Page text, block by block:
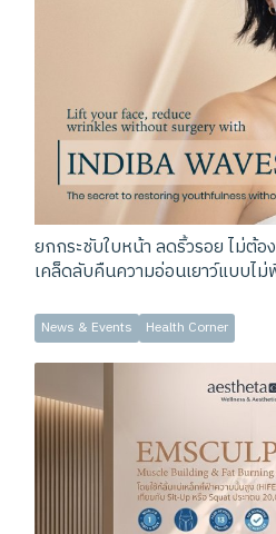
ยกกระชับใบหน้า ลดริ้วรอย ไม่ต้
เคล็ดลับคืนความอ่อนเยาว์แบบไม่
News & Events Health Corner